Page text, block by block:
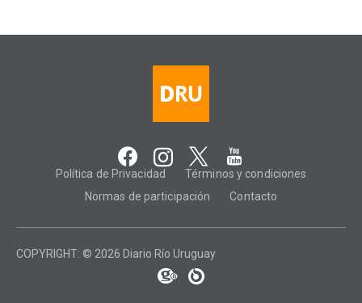
Política de Privacidad
Términos y condiciones
Normas de participación
Contacto
COPYRIGHT: © 2026 Diario Río Uruguay